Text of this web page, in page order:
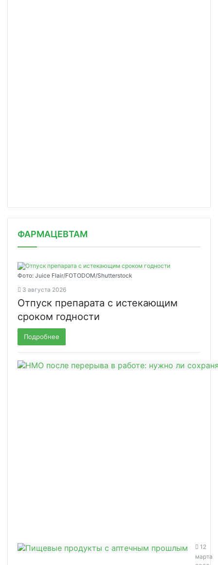
ФАРМАЦЕВТАМ
Фото: Juice Flair/FOTODOM/Shutterstoсk
3 августа 2026
Отпуск препарата с истекающим
сроком годности
Подробнее
12
марта